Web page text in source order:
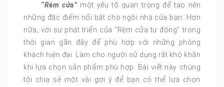
“Rèm cửa” một yếu tố quan trọng để tạo nên
những đặc điểm nổi bât cho ngôi nhà của bạn. Hơn
nữa, với sự phát triển của “Rèm cửa tự động” trong
thời gian gần đây để phù hợp với những phòng
khách hiện đại. Làm cho người sử dụng rất khó khăn
khi lựa chọn sản phẩm phù hợp. Bài viết này chúng
tôi chia sẻ một vài gợi ý để bạn có thể lựa chọn